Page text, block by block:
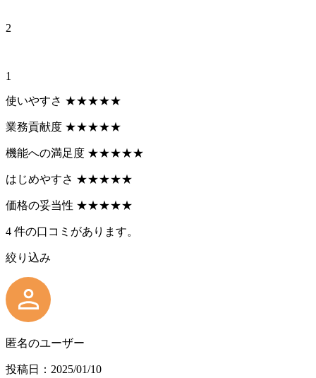
2
1
使いやすさ ★★★★★
業務貢献度 ★★★★★
機能への満足度 ★★★★★
はじめやすさ ★★★★★
価格の妥当性 ★★★★★
4 件の口コミがあります。
絞り込み
匿名のユーザー
投稿日：2025/01/10